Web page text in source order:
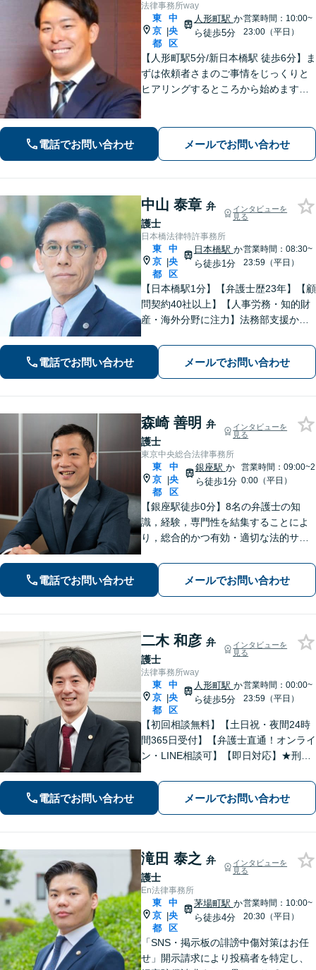
法律事務所way
東
京
都
|
中
央
区
人形町駅 か
ら徒歩5分
営業時間：10:00~
23:00（平日）
【人形町駅5分/新日本橋駅 徒歩6分】ま
ずは依頼者さまのご事情をじっくりと
ヒアリングするところから始めます。
歩み、解決までの道を拓きましょう。
電話でお問い合わせ メールでお問い合わせ
中山 泰章 弁
護士
インタビューを
見る
日本橋法律特許事務所
東
京
都
|
中
央
区
日本橋駅 か
ら徒歩1分
営業時間：08:30~
23:59（平日）
【日本橋駅1分】【弁護士歴23年】【顧
問契約40社以上】【人事労務・知的財
産・海外分野に注力】法務部支援から
応えします。上場企業から中小企業ま
で幅広く対応「予防法務も重視し，ク
ライアントファーストで全力サポー
ト」
電話でお問い合わせ メールでお問い合わせ
森崎 善明 弁
護士
インタビューを
見る
東京中央総合法律事務所
東
京
都
|
中
央
区
銀座駅 か
ら徒歩1分
営業時間：09:00~2
0:00（平日）
【銀座駅徒歩0分】8名の弁護士の知
識，経験，専門性を結集することによ
り，総合的かつ有効・適切な法的サー
可能】依頼者一人一人に対して、丁寧
な対応をさせて頂いております。【分
割／後払い対応】
電話でお問い合わせ メールでお問い合わせ
二木 和彦 弁
護士
インタビューを
見る
法律事務所way
東
京
都
|
中
央
区
人形町駅 か
ら徒歩5分
営業時間：00:00~
23:59（平日）
【初回相談無料】【土日祝・夜間24時
間365日受付】【弁護士直通！オンライ
ン・LINE相談可】【即日対応】★刑事
★債務整理に精通！お任せください！
あなたを全力サポートいたします【人
形町駅徒歩5分】
電話でお問い合わせ メールでお問い合わせ
滝田 泰之 弁
護士
インタビューを
見る
En法律事務所
東
京
都
|
中
央
区
茅場町駅 か
ら徒歩4分
営業時間：10:00~
20:30（平日）
「SNS・掲示板の誹謗中傷対策はお任
せ」開示請求により投稿者を特定し、